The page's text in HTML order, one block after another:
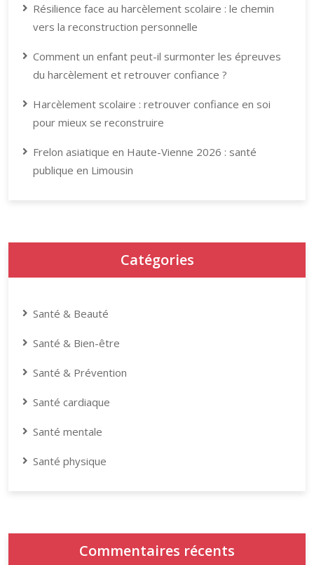
Résilience face au harcèlement scolaire : le chemin
vers la reconstruction personnelle
Comment un enfant peut-il surmonter les épreuves
du harcèlement et retrouver confiance ?
Harcèlement scolaire : retrouver confiance en soi
pour mieux se reconstruire
Frelon asiatique en Haute-Vienne 2026 : santé
publique en Limousin
Catégories
Santé & Beauté
Santé & Bien-être
Santé & Prévention
Santé cardiaque
Santé mentale
Santé physique
Commentaires récents